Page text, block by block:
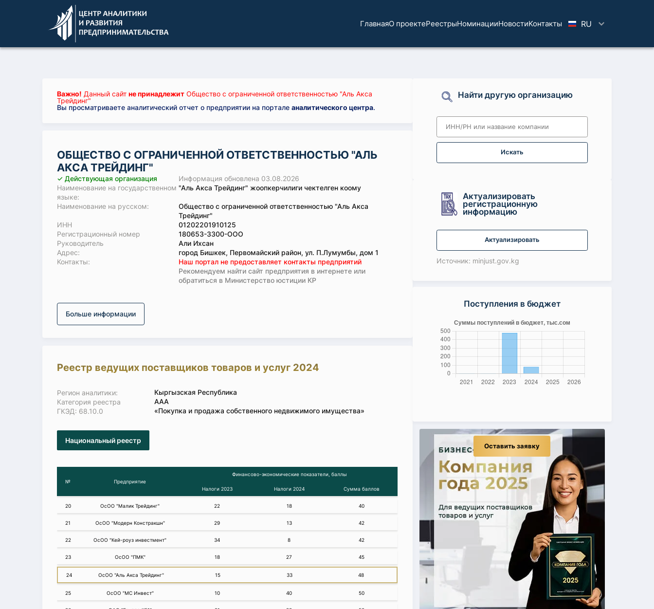
ГлавнаяО проектеРеестрыНоминацииНовостиKoнтaкты RU
Важно! Данный сайт не принадлежит Общество с ограниченной ответственностью "Аль Акса
Трейдинг"
Вы просматриваете аналитический отчет о предприятии на портале аналитического центра.
ОБЩЕСТВО С ОГРАНИЧЕННОЙ ОТВЕТСТВЕННОСТЬЮ "АЛЬ
АКСА ТРЕЙДИНГ"
✓ Действующая организация
Информация обновлена 03.08.2026
Наименование на государственном
языке:
"Аль Акса Трейдинг" жоопкерчилиги чектелген коому
Наименование на русском:
Общество с ограниченной ответственностью "Аль Акса
Трейдинг"
ИНН
01202201910125
Регистрационный номер
180653-3300-ООО
Руководитель
Али Ихсан
Адрес:
город Бишкек, Первомайский район, ул. П.Лумумбы, дом 1
Koнтaкты:
Наш портал не предоставляет контакты предприятий
Рекомендуем найти сайт предприятия в интернете или
обратиться в Министерство юстиции КР
Больше информации
Реестр ведущих поставщиков товаров и услуг 2024
Регион аналитики:
Кыргызская Республика
Категория реестра
ААА
ГКЭД: 68.10.0
«Покупка и продажа собственного недвижимого имущества»
Национальный реестр
№ Предприятие
Финансово-экономические показатели, баллы
Налоги 2023 Налоги 2024 Сумма баллов
20 ОсОО "Малик Трейдинг" 22 18 40
21 ОсОО "Модерн Констракшн" 29 13 42
22 ОсОО "Кей-роуз инвестмент" 34 8 42
23 ОсОО "ПМК" 18 27 45
24 ОсОО "Аль Акса Трейдинг" 15 33 48
25 ОсОО "МС Инвест" 10 40 50
Найти другую организацию
Искать
Актуализировать
регистрационную
информацию
Актуализировать
Источник: minjust.gov.kg
Поступления в бюджет
Оставить заявку